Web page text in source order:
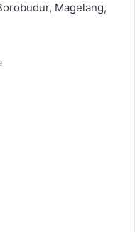
Magelang,